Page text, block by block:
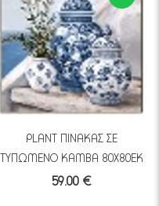
PLANT ΠΙΝΑΚΑΣ ΣΕ
ΤΥΠΩΜΕΝΟ ΚΑΜΒΑ 80Χ80ΕΚ
59.00 €